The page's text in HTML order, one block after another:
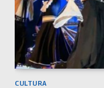
CULTURA